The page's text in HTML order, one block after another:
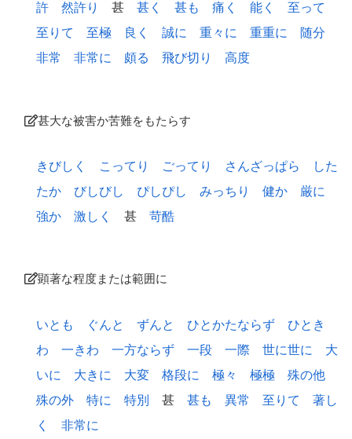
許
然許り 甚 甚く 甚も 痛く 能く
至って
至りて
至極 良く 誠に 重々に 重重に
随分
非常
非常に 頗る 飛び切り 高度
甚大な被害か苦難をもたらす
きびしく こってり ごってり さんざっぱら
した
たか
びしびし ぴしぴし みっちり 健か
厳に
強か
激しく 甚 苛酷
顕著な程度または範囲に
いとも ぐんと ずんと ひとかたならず
ひとき
わ
一きわ 一方ならず 一段 一際 世に世に
大
いに
大きに 大変 格段に 極々 極極
殊の他
殊の外
特に 特別 甚 甚も 異常 至りて
著し
く
非常に